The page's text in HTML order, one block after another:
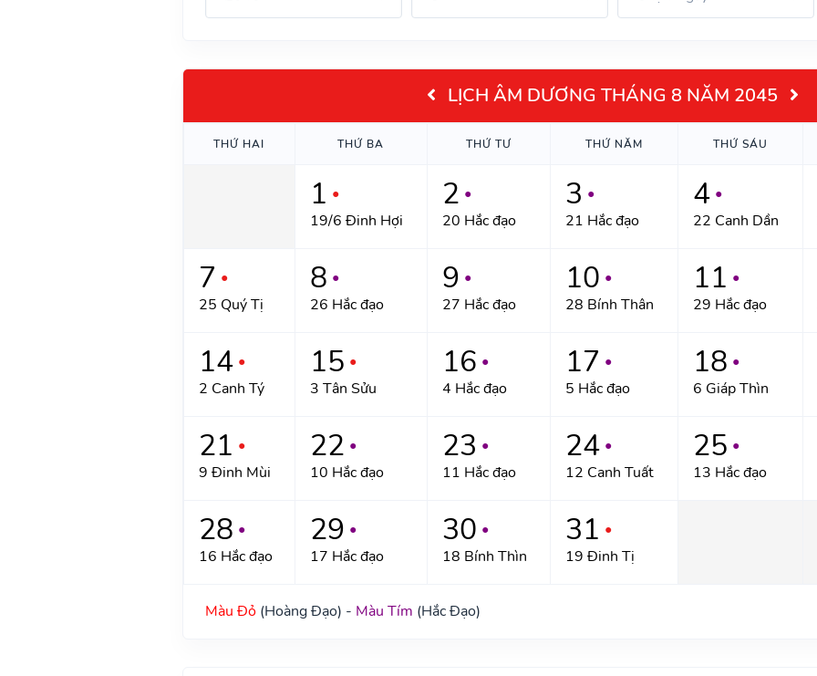
LỊCH ÂM DƯƠNG THÁNG 8 NĂM 2045
THỨ HAI THỨ BA THỨ TƯ THỨ NĂM THỨ SÁU
1 ●
19/6 Đinh Hợi
2 ●
20 Hắc đạo
3 ●
21 Hắc đạo
4 ●
22 Canh Dần
7 ●
25 Quý Tị
8 ●
26 Hắc đạo
9 ●
27 Hắc đạo
10 ●
28 Bính Thân
11 ●
29 Hắc đạo
14 ●
2 Canh Tý
15 ●
3 Tân Sửu
16 ●
4 Hắc đạo
17 ●
5 Hắc đạo
18 ●
6 Giáp Thìn
21 ●
9 Đinh Mùi
22 ●
10 Hắc đạo
23 ●
11 Hắc đạo
24 ●
12 Canh Tuất
25 ●
13 Hắc đạo
28 ●
16 Hắc đạo
29 ●
17 Hắc đạo
30 ●
18 Bính Thìn
31 ●
19 Đinh Tị
Màu Đỏ(Hoàng Đạo) - Màu Tím (Hắc Đạo)